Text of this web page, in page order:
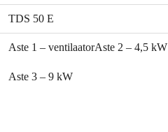
TDS 50 E
Aste 1 – ventilaatorAste 2 – 4,5 kW
Aste 3 – 9 kW